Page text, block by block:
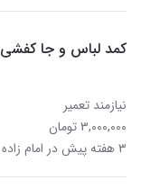
کمد لباس و جا کفشی
نیازمند تعمیر
۳,۰۰۰,۰۰۰ تومان
۳ هفته پیش در امام زاده حسن